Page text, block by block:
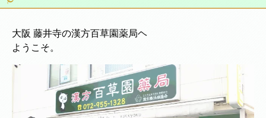
大阪 藤井寺の漢方百草園薬局ヘ
ようこそ。